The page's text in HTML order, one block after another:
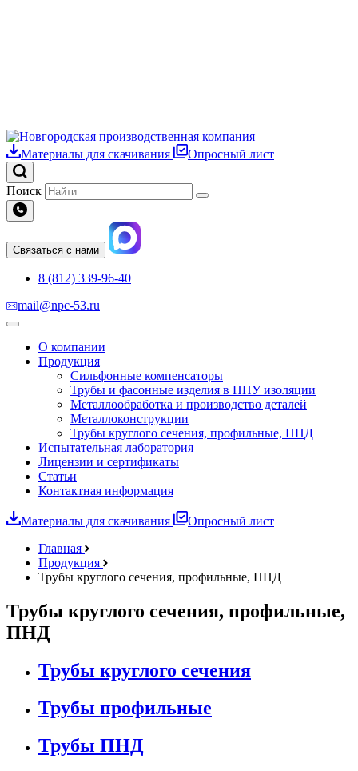
Материалы для скачивания Опросный лист
Поиск
Связаться с нами
8 (812) 339-96-40
mail@npc-53.ru
О компании
Продукция
Сильфонные компенсаторы
Трубы и фасонные изделия в ППУ изоляции
Металлообработка и производство деталей
Металлоконструкции
Трубы круглого сечения, профильные, ПНД
Испытательная лаборатория
Лицензии и сертификаты
Статьи
Контактная информация
Материалы для скачивания
Опросный лист
Главная
Продукция
Трубы круглого сечения, профильные, ПНД
Трубы круглого сечения, профильные,
ПНД
Трубы круглого сечения
Трубы профильные
Трубы ПНД